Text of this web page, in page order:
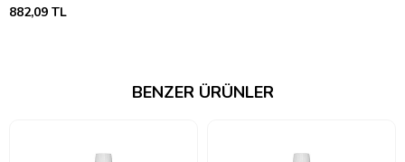
882,09 TL
BENZER ÜRÜNLER